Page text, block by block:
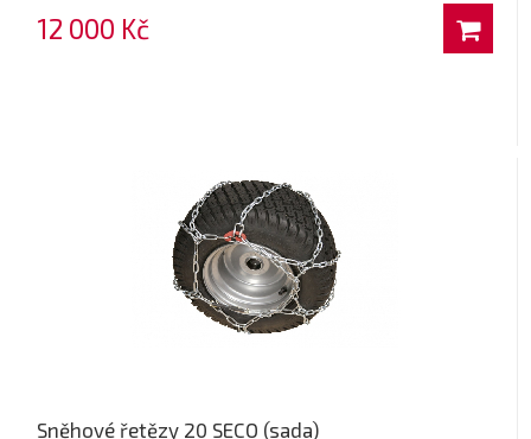
12 000 Kč
Sněhové řetězy 20 SECO (sada)